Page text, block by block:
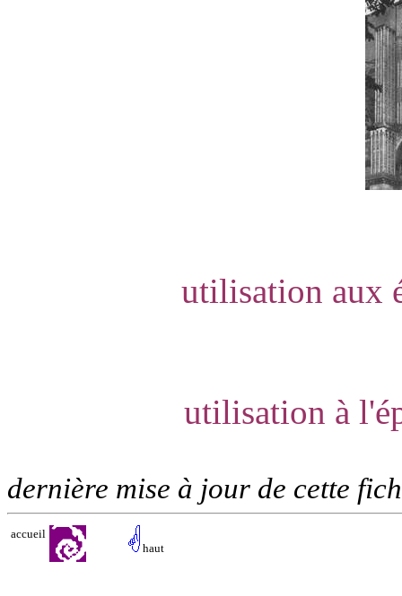
utilisation aux
utilisation à
dernière mise à jour de cette
accueil
haut